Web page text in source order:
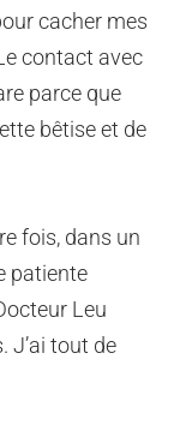
cacher mes
contact avec
parce que
bêtise et de
fois, dans un
patiente
Leu
J’ai tout de